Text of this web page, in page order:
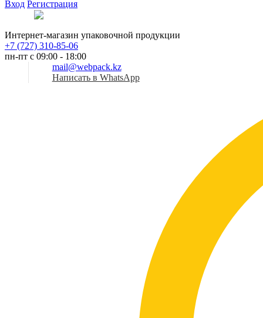
Вход Регистрация
Интернет-магазин упаковочной продукции
+7 (727) 310-85-06
пн-пт с 09:00 - 18:00
mail@webpack.kz
Написать в WhatsApp